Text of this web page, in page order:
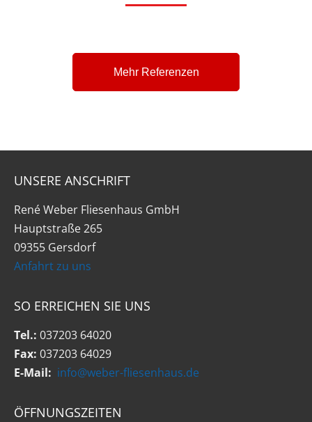
Mehr Referenzen
UNSERE ANSCHRIFT
René Weber Fliesenhaus GmbH
Hauptstraße 265
09355 Gersdorf
Anfahrt zu uns
SO ERREICHEN SIE UNS
Tel.: 037203 64020
Fax: 037203 64029
E-Mail: info@weber-fliesenhaus.de
ÖFFNUNGSZEITEN